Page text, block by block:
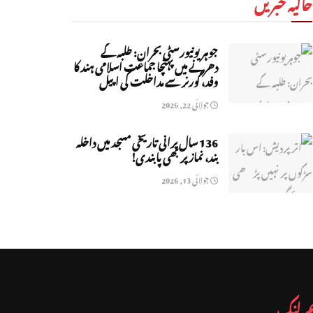
جوہر یونیورسٹی بحران: طلبہ کے
دھرنے میں پہنچا جماعت اسلامی ہند کا
وفد، گورنر سے مداخلت کی اپیل
جولائی 22, 2026
136 سال پرانی تاریخی مسجد میں داخلہ
بند، نماز پر بھی پابندی!
جولائی 13, 2026